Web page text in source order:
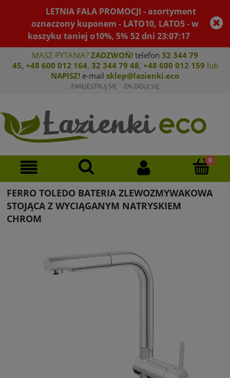
LETNIA FALA PROMOCJI - asortyment
oznaczony kuponem - LATO10, LATO5 - w
koszyku taniej o10%, 5% 52dni23:07:17
MASZ PYTANIA? ZADZWOŃ! telefon 32 344 79
45, +48 600 012 164, 32 344 79 48, +48 600 012 159 lub
NAPISZ! e-mail sklep@lazienki.eco
ZAREJESTRUJ SIĘ ZALOGUJ SIĘ
FERRO TOLEDO BATERIA ZLEWOZMYWAKOWA
STOJĄCA Z WYCIĄGANYM NATRYSKIEM
CHROM